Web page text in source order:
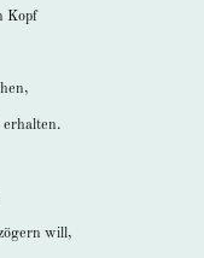
Kopf
erhalten.
will,